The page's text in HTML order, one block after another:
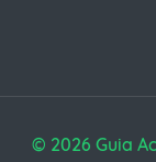
© 2026 Guia